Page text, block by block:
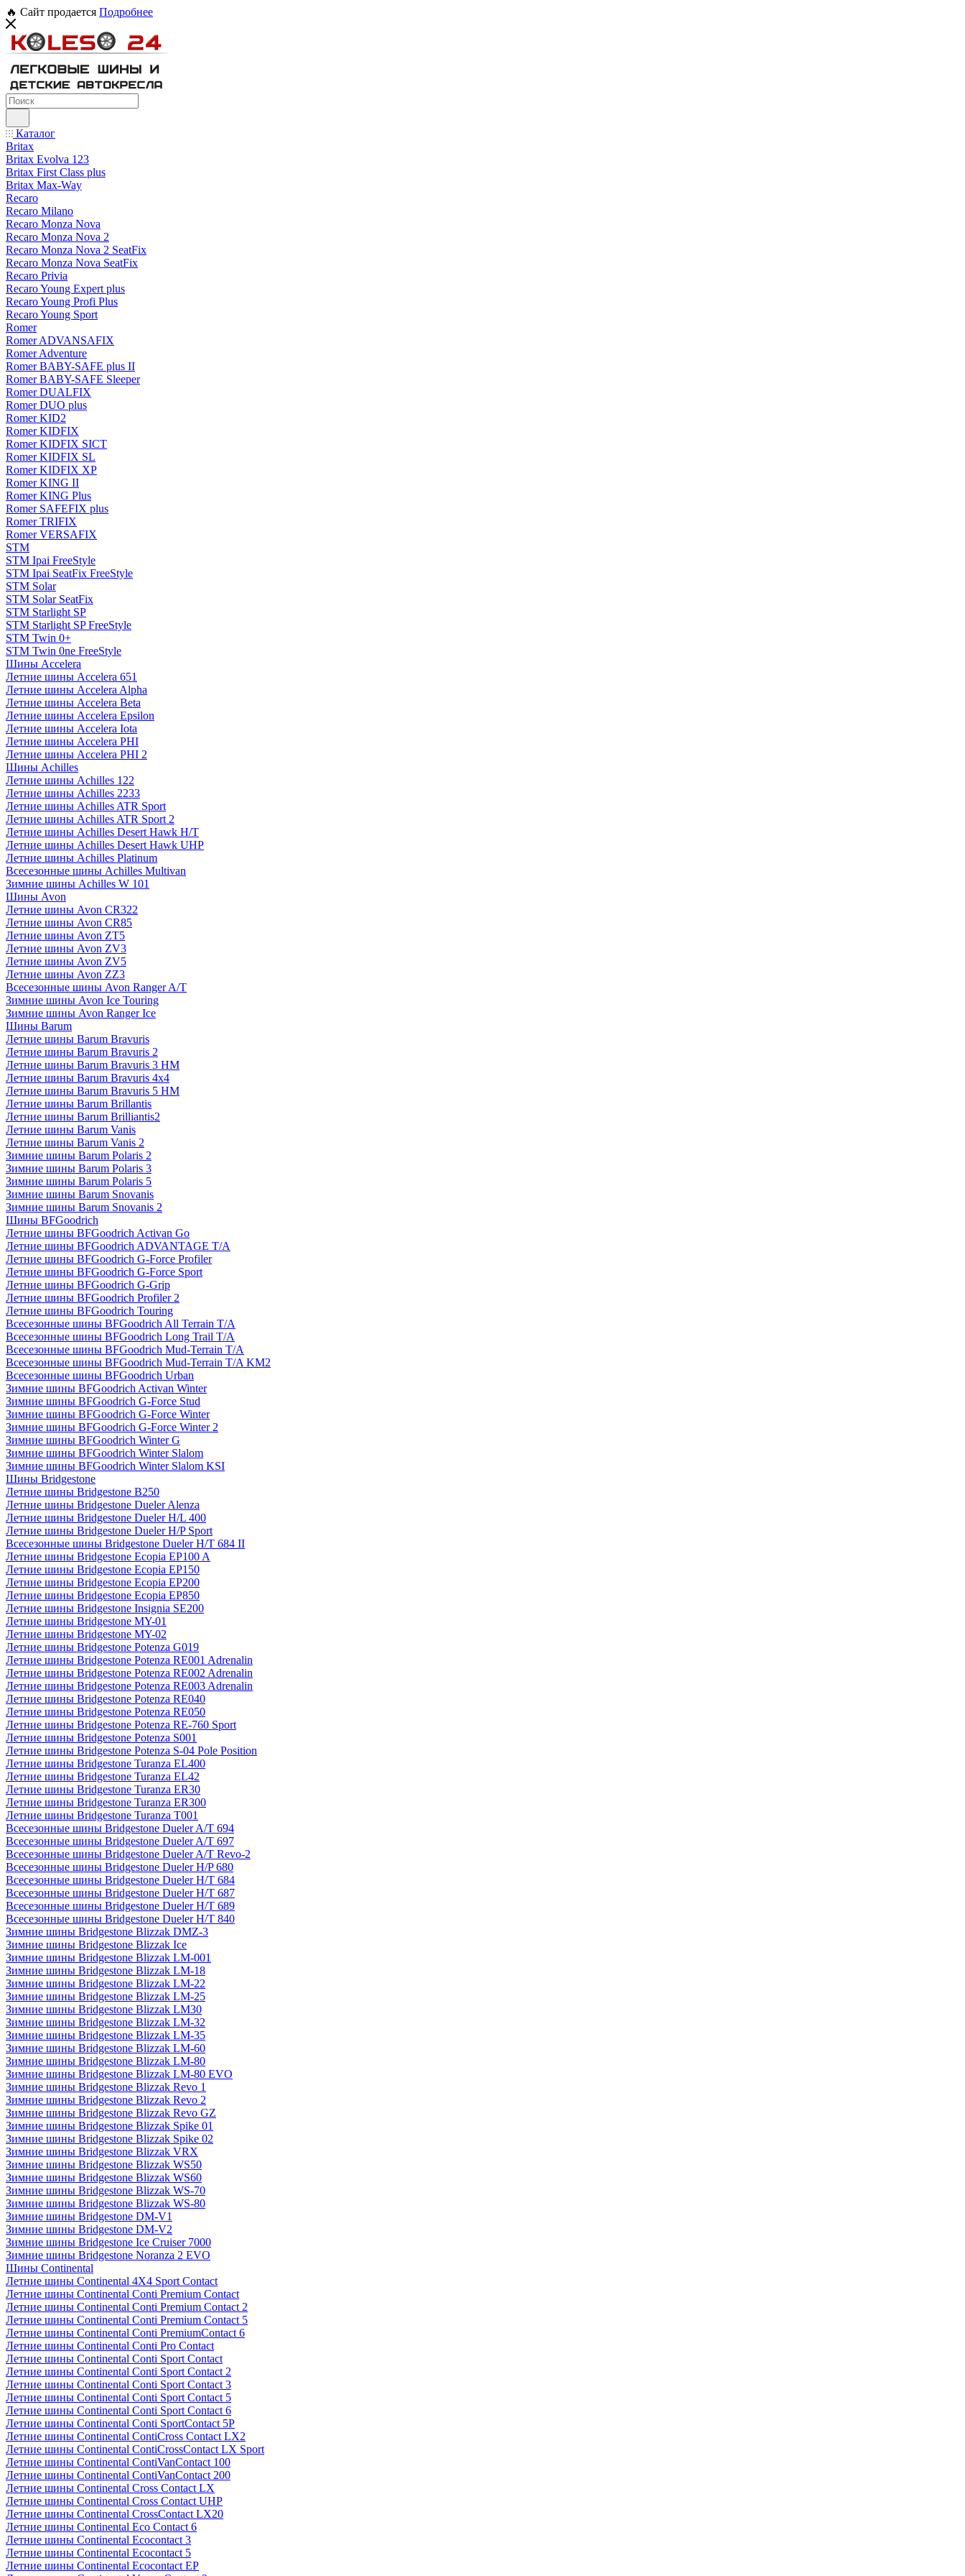
🔥 Сайт продается Подробнее
Каталог
Britax
Britax Evolva 123
Britax First Class plus
Britax Max-Way
Recaro
Recaro Milano
Recaro Monza Nova
Recaro Monza Nova 2
Recaro Monza Nova 2 SeatFix
Recaro Monza Nova SeatFix
Recaro Privia
Recaro Young Expert plus
Recaro Young Profi Plus
Recaro Young Sport
Romer
Romer ADVANSAFIX
Romer Adventure
Romer BABY-SAFE plus II
Romer BABY-SAFE Sleeper
Romer DUALFIX
Romer DUO plus
Romer KID2
Romer KIDFIX
Romer KIDFIX SICT
Romer KIDFIX SL
Romer KIDFIX XP
Romer KING II
Romer KING Plus
Romer SAFEFIX plus
Romer TRIFIX
Romer VERSAFIX
STM
STM Ipai FreeStyle
STM Ipai SeatFix FreeStyle
STM Solar
STM Solar SeatFix
STM Starlight SP
STM Starlight SP FreeStyle
STM Twin 0+
STM Twin 0ne FreeStyle
Шины Accelera
Летние шины Accelera 651
Летние шины Accelera Alpha
Летние шины Accelera Beta
Летние шины Accelera Epsilon
Летние шины Accelera Iota
Летние шины Accelera PHI
Летние шины Accelera PHI 2
Шины Achilles
Летние шины Achilles 122
Летние шины Achilles 2233
Летние шины Achilles ATR Sport
Летние шины Achilles ATR Sport 2
Летние шины Achilles Desert Hawk H/T
Летние шины Achilles Desert Hawk UHP
Летние шины Achilles Platinum
Всесезонные шины Achilles Multivan
Зимние шины Achilles W 101
Шины Avon
Летние шины Avon CR322
Летние шины Avon CR85
Летние шины Avon ZT5
Летние шины Avon ZV3
Летние шины Avon ZV5
Летние шины Avon ZZ3
Всесезонные шины Avon Ranger A/T
Зимние шины Avon Ice Touring
Зимние шины Avon Ranger Ice
Шины Barum
Летние шины Barum Bravuris
Летние шины Barum Bravuris 2
Летние шины Barum Bravuris 3 HM
Летние шины Barum Bravuris 4х4
Летние шины Barum Bravuris 5 HM
Летние шины Barum Brillantis
Летние шины Barum Brilliantis2
Летние шины Barum Vanis
Летние шины Barum Vanis 2
Зимние шины Barum Polaris 2
Зимние шины Barum Polaris 3
Зимние шины Barum Polaris 5
Зимние шины Barum Snovanis
Зимние шины Barum Snovanis 2
Шины BFGoodrich
Летние шины BFGoodrich Activan Go
Летние шины BFGoodrich ADVANTAGE T/A
Летние шины BFGoodrich G-Force Profiler
Летние шины BFGoodrich G-Force Sport
Летние шины BFGoodrich G-Grip
Летние шины BFGoodrich Profiler 2
Летние шины BFGoodrich Touring
Всесезонные шины BFGoodrich All Terrain T/A
Всесезонные шины BFGoodrich Long Trail T/A
Всесезонные шины BFGoodrich Mud-Terrain T/A
Всесезонные шины BFGoodrich Mud-Terrain T/A KM2
Всесезонные шины BFGoodrich Urban
Зимние шины BFGoodrich Activan Winter
Зимние шины BFGoodrich G-Force Stud
Зимние шины BFGoodrich G-Force Winter
Зимние шины BFGoodrich G-Force Winter 2
Зимние шины BFGoodrich Winter G
Зимние шины BFGoodrich Winter Slalom
Зимние шины BFGoodrich Winter Slalom KSI
Шины Bridgestone
Летние шины Bridgestone B250
Летние шины Bridgestone Dueler Alenza
Летние шины Bridgestone Dueler H/L 400
Летние шины Bridgestone Dueler H/P Sport
Всесезонные шины Bridgestone Dueler H/T 684 II
Летние шины Bridgestone Ecopia EP100 A
Летние шины Bridgestone Ecopia EP150
Летние шины Bridgestone Ecopia EP200
Летние шины Bridgestone Ecopia EP850
Летние шины Bridgestone Insignia SE200
Летние шины Bridgestone MY-01
Летние шины Bridgestone MY-02
Летние шины Bridgestone Potenza G019
Летние шины Bridgestone Potenza RE001 Adrenalin
Летние шины Bridgestone Potenza RE002 Adrenalin
Летние шины Bridgestone Potenza RE003 Adrenalin
Летние шины Bridgestone Potenza RE040
Летние шины Bridgestone Potenza RE050
Летние шины Bridgestone Potenza RE-760 Sport
Летние шины Bridgestone Potenza S001
Летние шины Bridgestone Potenza S-04 Pole Position
Летние шины Bridgestone Turanza EL400
Летние шины Bridgestone Turanza EL42
Летние шины Bridgestone Turanza ER30
Летние шины Bridgestone Turanza ER300
Летние шины Bridgestone Turanza T001
Всесезонные шины Bridgestone Dueler A/T 694
Всесезонные шины Bridgestone Dueler A/T 697
Всесезонные шины Bridgestone Dueler A/T Revo-2
Всесезонные шины Bridgestone Dueler H/P 680
Всесезонные шины Bridgestone Dueler H/T 684
Всесезонные шины Bridgestone Dueler H/T 687
Всесезонные шины Bridgestone Dueler H/T 689
Всесезонные шины Bridgestone Dueler H/T 840
Зимние шины Bridgestone Blizzak DMZ-3
Зимние шины Bridgestone Blizzak Ice
Зимние шины Bridgestone Blizzak LM-001
Зимние шины Bridgestone Blizzak LM-18
Зимние шины Bridgestone Blizzak LM-22
Зимние шины Bridgestone Blizzak LM-25
Зимние шины Bridgestone Blizzak LM30
Зимние шины Bridgestone Blizzak LM-32
Зимние шины Bridgestone Blizzak LM-35
Зимние шины Bridgestone Blizzak LM-60
Зимние шины Bridgestone Blizzak LM-80
Зимние шины Bridgestone Blizzak LM-80 EVO
Зимние шины Bridgestone Blizzak Revo 1
Зимние шины Bridgestone Blizzak Revo 2
Зимние шины Bridgestone Blizzak Revo GZ
Зимние шины Bridgestone Blizzak Spike 01
Зимние шины Bridgestone Blizzak Spike 02
Зимние шины Bridgestone Blizzak VRX
Зимние шины Bridgestone Blizzak WS50
Зимние шины Bridgestone Blizzak WS60
Зимние шины Bridgestone Blizzak WS-70
Зимние шины Bridgestone Blizzak WS-80
Зимние шины Bridgestone DM-V1
Зимние шины Bridgestone DM-V2
Зимние шины Bridgestone Ice Cruiser 7000
Зимние шины Bridgestone Noranza 2 EVO
Шины Continental
Летние шины Continental 4X4 Sport Contact
Летние шины Continental Conti Premium Contact
Летние шины Continental Conti Premium Contact 2
Летние шины Continental Conti Premium Contact 5
Летние шины Continental Conti PremiumContact 6
Летние шины Continental Conti Pro Contact
Летние шины Continental Conti Sport Contact
Летние шины Continental Conti Sport Contact 2
Летние шины Continental Conti Sport Contact 3
Летние шины Continental Conti Sport Contact 5
Летние шины Continental Conti Sport Contact 6
Летние шины Continental Conti SportContact 5P
Летние шины Continental ContiCross Contact LX2
Летние шины Continental ContiCrossContact LX Sport
Летние шины Continental ContiVanContact 100
Летние шины Continental ContiVanContact 200
Летние шины Continental Cross Contact LX
Летние шины Continental Cross Contact UHP
Летние шины Continental CrossContact LX20
Летние шины Continental Eco Contact 6
Летние шины Continental Ecocontact 3
Летние шины Continental Ecocontact 5
Летние шины Continental Ecocontact EP